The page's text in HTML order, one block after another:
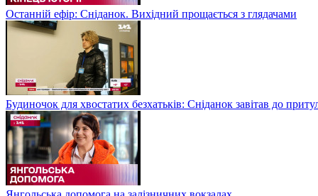
Останній ефір: Сніданок. Вихідний прощається з глядачами
Будиночок для хвостатих безхатьків: Сніданок завітав до